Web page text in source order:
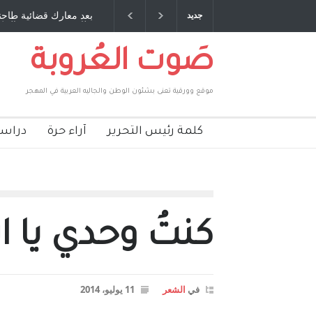
جديد بعد معارك قضائية
طارق يوسف يقهر
صديق عمري ، صبحي مخلوف : بقلم : سعد الله
صَوت العُروبة
موقع وورقية تعنى بشئون الوطن والجاليه العربية في المهجر
كلمة رئيس التحرير آراء حرة
كنتُ وحدي يا
في الشعر 11 يوليو، 2014